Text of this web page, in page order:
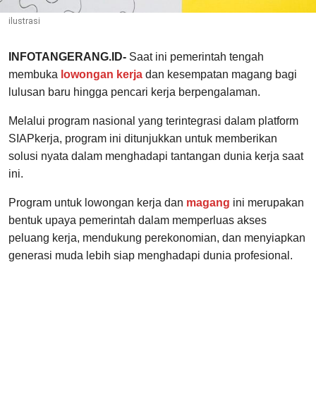
ilustrasi
INFOTANGERANG.ID- Saat ini pemerintah tengah
membuka lowongan kerja dan kesempatan magang bagi
lulusan baru hingga pencari kerja berpengalaman.
Melalui program nasional yang terintegrasi dalam platform
SIAPkerja, program ini ditunjukkan untuk memberikan
solusi nyata dalam menghadapi tantangan dunia kerja saat
ini.
Program untuk lowongan kerja dan magang ini merupakan
bentuk upaya pemerintah dalam memperluas akses
peluang kerja, mendukung perekonomian, dan menyiapkan
generasi muda lebih siap menghadapi dunia profesional.